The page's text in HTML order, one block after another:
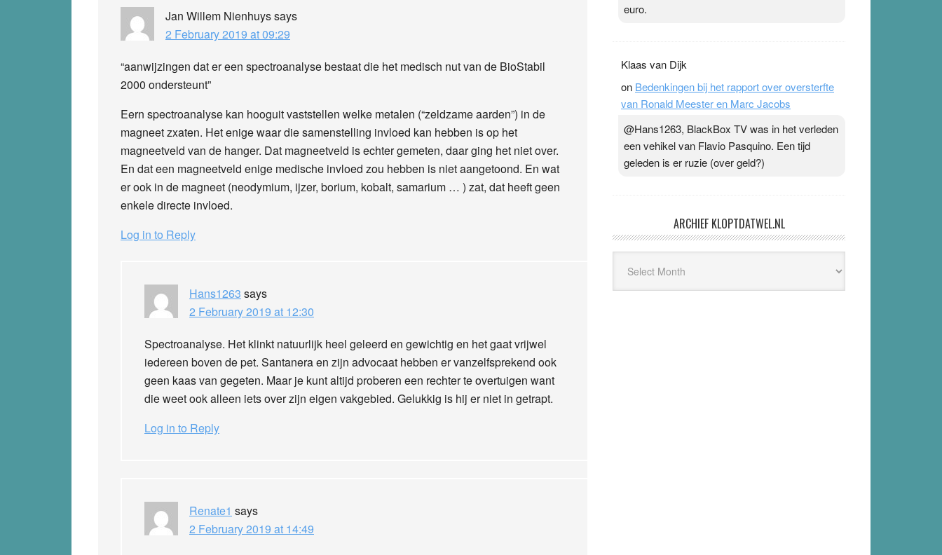
Jan Willem Nienhuyssays
2 February 2019 at 09:29
“aanwijzingen dat er een spectroanalyse bestaat die het medisch nut van de BioStabil
2000 ondersteunt”
Eern spectroanalyse kan hooguit vaststellen welke metalen (“zeldzame aarden”) in de
magneet zxaten. Het enige waar die samenstelling invloed kan hebben is op het
magneetveld van de hanger. Dat magneetveld is echter gemeten, daar ging het niet over.
En dat een magneetveld enige medische invloed zou hebben is niet aangetoond. En wat
er ook in de magneet (neodymium, ijzer, borium, kobalt, samarium … ) zat, dat heeft geen
enkele directe invloed.
Log in to Reply
Hans1263 says
2 February 2019 at 12:30
Spectroanalyse. Het klinkt natuurlijk heel geleerd en gewichtig en het gaat vrijwel
iedereen boven de pet. Santanera en zijn advocaat hebben er vanzelfsprekend ook
geen kaas van gegeten. Maar je kunt altijd proberen een rechter te overtuigen want
die weet ook alleen iets over zijn eigen vakgebied. Gelukkig is hij er niet in getrapt.
Log in to Reply
Renate1 says
2 February 2019 at 14:49
euro.
Klaas van Dijk
on Bedenkingen bij het rapport over oversterfte
van Ronald Meester en Marc Jacobs
@Hans1263, BlackBox TV was in het verleden
een vehikel van Flavio Pasquino. Een tijd
geleden is er ruzie (over geld?)
ARCHIEF KLOPTDATWEL.NL
Kloptdatwel.nl